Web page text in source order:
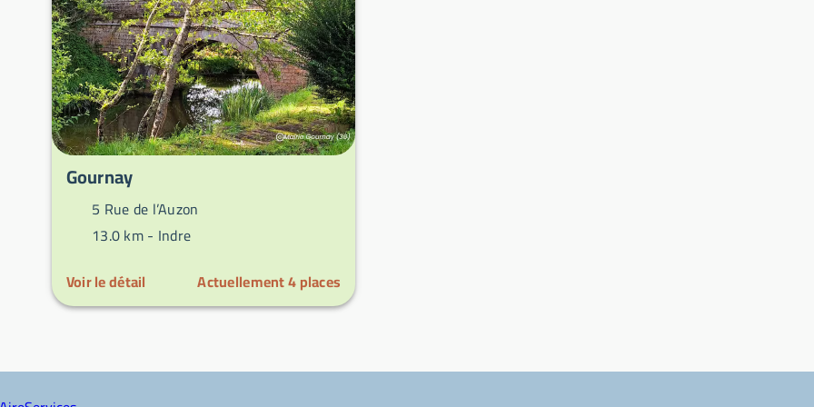
Gournay
5 Rue de l’Auzon
13.0 km - Indre
Voir le détail
Actuellement4places